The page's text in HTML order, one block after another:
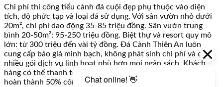
Chi phí thi công tiểu cảnh đá cuội đẹp phụ thuộc vào diện
tích, độ phức tạp và loại đá sử dụng. Với sân vườn nhỏ dưới
20m², chi phí dao động 35-85 triệu đồng. Sân vườn trung
bình 20-50m²: 95-250 triệu đồng. Biệt thự và resort quy mô
lớn: từ 300 triệu đến vài tỷ đồng. Đá Cảnh Thiên An luôn
cung cấp báo giá minh bạch, không phát sinh chi phí và có
nhiều gói dịch vụ linh hoạt phù hợp mọi ngân sách. Khách
hàng có thể thanh toán theo tiến độ: 30% đặt cọc, 40% khi
hoàn thành 50% công trình, 30% khi nghiệm thu. Đây là mức